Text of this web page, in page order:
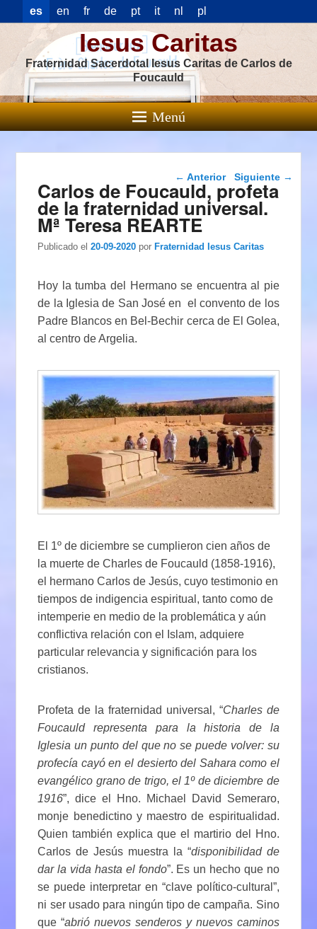
es en fr de pt it nl pl
Iesus Caritas
Fraternidad Sacerdotal Iesus Caritas de Carlos de
Foucauld
Menú
Navegación de
entradas
← Anterior Siguiente →
Carlos de Foucauld, profeta
de la fraternidad universal.
Mª Teresa REARTE
Publicado el 20-09-2020 porFraternidad Iesus Caritas
Hoy la tumba del Hermano se encuentra al pie
de la Iglesia de San José en el convento de los
Padre Blancos en Bel-Bechir cerca de El Golea,
al centro de Argelia.
El 1º de diciembre se cumplieron cien años de
la muerte de Charles de Foucauld (1858-1916),
el hermano Carlos de Jesús, cuyo testimonio en
tiempos de indigencia espiritual, tanto como de
intemperie en medio de la problemática y aún
conflictiva relación con el Islam, adquiere
particular relevancia y significación para los
cristianos.
Profeta de la fraternidad universal, “Charles de
Foucauld representa para la historia de la
Iglesia un punto del que no se puede volver: su
profecía cayó en el desierto del Sahara como el
evangélico grano de trigo, el 1º de diciembre de
1916”, dice el Hno. Michael David Semeraro,
monje benedictino y maestro de espiritualidad.
Quien también explica que el martirio del Hno.
Carlos de Jesús muestra la “disponibilidad de
dar la vida hasta el fondo”. Es un hecho que no
se puede interpretar en “clave político-cultural”,
ni ser usado para ningún tipo de campaña. Sino
que “abrió nuevos senderos y nuevos caminos